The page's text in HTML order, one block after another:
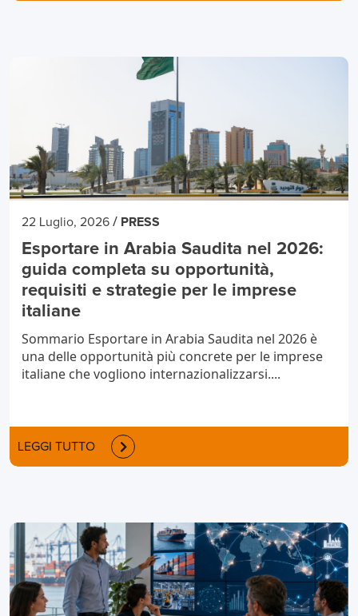
22 Luglio, 2026 / PRESS
Esportare in Arabia Saudita nel 2026:
guida completa su opportunità,
requisiti e strategie per le imprese
italiane
Sommario Esportare in Arabia Saudita nel 2026 è
una delle opportunità più concrete per le imprese
italiane che vogliono internazionalizzarsi....
LEGGI TUTTO